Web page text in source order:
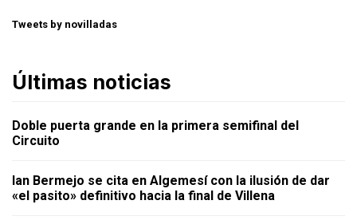
Tweets by novilladas
Últimas noticias
Doble puerta grande en la primera semifinal del
Circuito
Ian Bermejo se cita en Algemesí con la ilusión de dar
«el pasito» definitivo hacia la final de Villena